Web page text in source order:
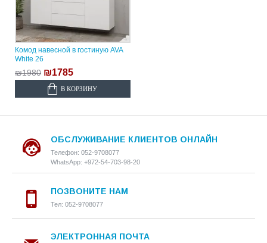
Комод навесной в гостиную AVA
White 26
₪1980 ₪1785
В КОРЗИНУ
ОБСЛУЖИВАНИЕ КЛИЕНТОВ ОНЛАЙН
Телефон: 052-9708077
WhatsApp: +972-54-703-98-20
ПОЗВОНИТЕ НАМ
Тел: 052-9708077
ЭЛЕКТРОННАЯ ПОЧТА